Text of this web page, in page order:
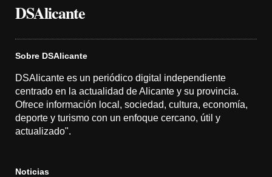
DSAlicante
Sobre DSAlicante
DSAlicante es un periódico digital independiente
centrado en la actualidad de Alicante y su provincia.
Ofrece información local, sociedad, cultura, economía,
deporte y turismo con un enfoque cercano, útil y
actualizado".
Noticias